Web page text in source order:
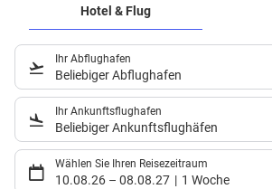
Hotel & Flug
Ihr Abflughafen
Beliebiger Abflughafen
Ihr Ankunftsflughafen
Beliebiger Ankunftsflughäfen
Wählen Sie Ihren Reisezeitraum
10.08.26 – 08.08.27 1 Woche